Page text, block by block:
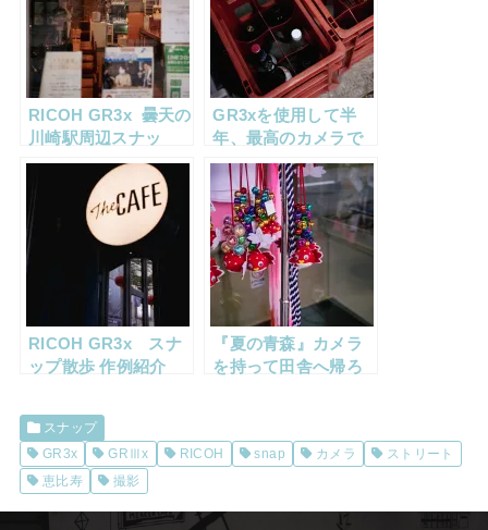
RICOH GR3x 曇天の
川崎駅周辺スナッ
プ サク散歩2023♯1
GR3xを使用して半
年、最高のカメラで
撮った写真。作例集
RICOH GR3x スナ
ップ散歩 作例紹介
通勤時編
『夏の青森』カメラ
を持って田舎へ帰ろ
スナップ
GR3x
GRⅢx RICOH snap カメラ
ストリート
恵比寿
撮影